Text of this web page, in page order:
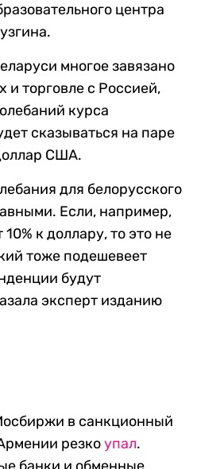
центра
многое завязано
и торговле с Россией,
курса
сказываться на паре
США.
для белорусского
Если, например,
к доллару, то это не
тоже подешевеет
будут
эксперт изданию
в санкционный
резкоупал.